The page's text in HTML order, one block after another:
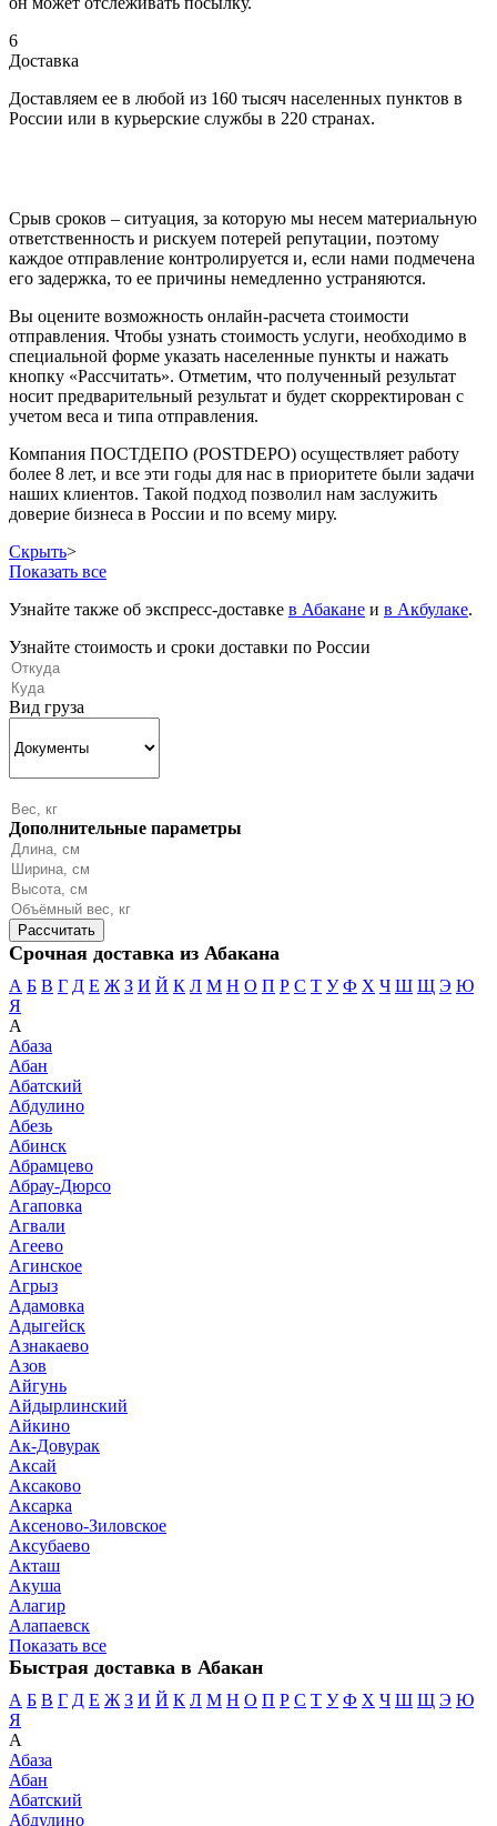
6
Доставка
Доставляем ее в любой из 160 тысяч населенных пунктов в
России или в курьерские службы в 220 странах.
Срыв сроков – ситуация, за которую мы несем материальную
ответственность и рискуем потерей репутации, поэтому
каждое отправление контролируется и, если нами подмечена
его задержка, то ее причины немедленно устраняются.
Вы оцените возможность онлайн-расчета стоимости
отправления. Чтобы узнать стоимость услуги, необходимо в
специальной форме указать населенные пункты и нажать
кнопку «Рассчитать». Отметим, что полученный результат
носит предварительный результат и будет скорректирован с
учетом веса и типа отправления.
Компания ПОСТДЕПО (POSTDEPO) осуществляет работу
более 8 лет, и все эти годы для нас в приоритете были задачи
наших клиентов. Такой подход позволил нам заслужить
доверие бизнеса в России и по всему миру.
Скрыть>
Показать все
Узнайте также об экспресс-доставке в Абакане и в Акбулаке.
Узнайте стоимость и сроки доставки по России
Вид груза
Дополнительные параметры
Срочная доставка из Абакана
А Б В Г Д Е Ж З И Й К Л М Н О П Р С Т У Ф Х Ч Ш Щ Э Ю
Я
А
Абаза
Абан
Абатский
Абдулино
Абезь
Абинск
Абрамцево
Абрау-Дюрсо
Агаповка
Агвали
Агеево
Агинское
Агрыз
Адамовка
Адыгейск
Азнакаево
Азов
Айгунь
Айдырлинский
Айкино
Ак-Довурак
Аксай
Аксаково
Аксарка
Аксеново-Зиловское
Аксубаево
Акташ
Акуша
Алагир
Алапаевск
Показать все
Быстрая доставка в Абакан
А Б В Г Д Е Ж З И Й К Л М Н О П Р С Т У Ф Х Ч Ш Щ Э Ю
Я
А
Абаза
Абан
Абатский
Абдулино